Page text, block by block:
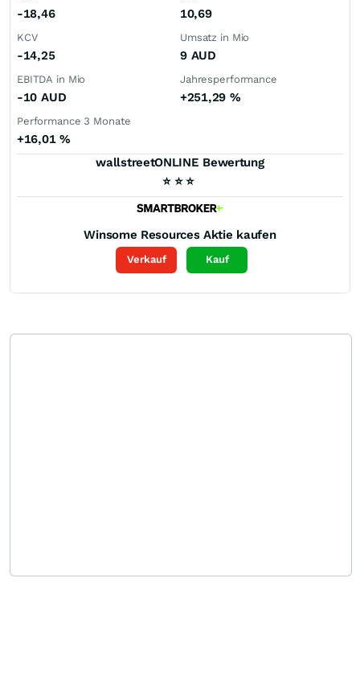
-18,46 10,69
KCV
-14,25
Umsatz in Mio
9 AUD
EBITDA in Mio
-10 AUD
Jahresperformance
+251,29 %
Performance 3 Monate
+16,01 %
wallstreetONLINE Bewertung
⭐ ⭐ ⭐
Winsome Resources Aktie kaufen
Verkauf Kauf